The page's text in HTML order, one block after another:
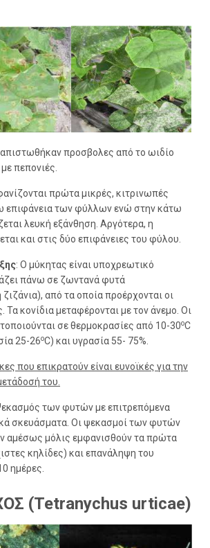
προσβολες από το ωιδίο
πεπονιές.
πρώτα μικρές, κιτρινωπές
επιφάνεια των φύλλων ενώ στην κάτω
λευκή εξάνθηση. Αργότερα, η
και στις δύο επιφάνειες του φύλου.
: Ο μύκητας είναι υποχρεωτικό
πάνω σε ζωντανά φυτά
από τα οποία προέρχονται οι
Τα κονίδια μεταφέρονται με τον άνεμο. Οι
σε θερμοκρασίες από 10-30οC
25-26οC) και υγρασία 55- 75%.
που επικρατούν είναι ευνοϊκές για την
του.
των φυτών με επιτρεπόμενα
σκευάσματα. Οι ψεκασμοί των φυτών
αμέσως μόλις εμφανισθούν τα πρώτα
κηλίδες) και επανάληψη του
ημέρες.
(Tetranychus urticae)